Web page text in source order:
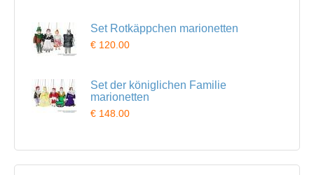
Set Rotkäppchen marionetten
€ 120.00
Set der königlichen Familie
marionetten
€ 148.00